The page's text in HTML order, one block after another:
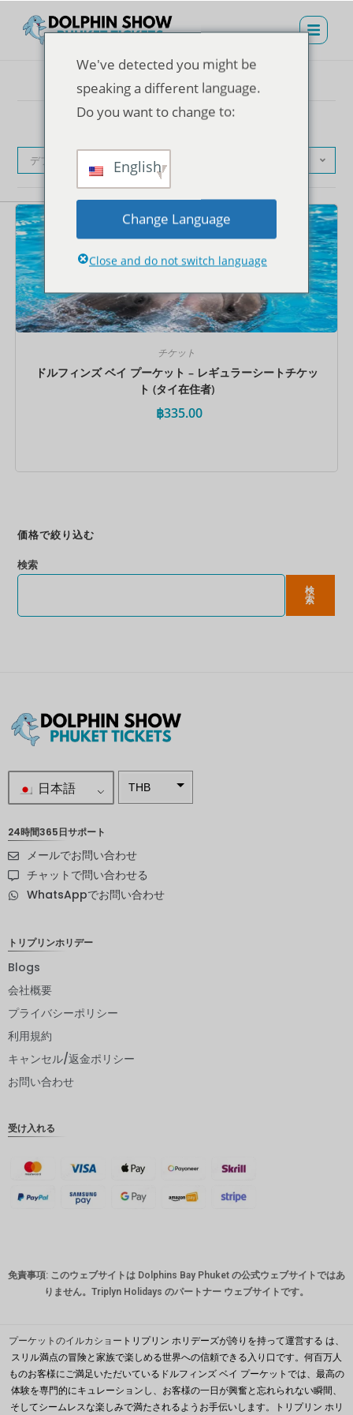
デフォルト表示
チケット
ドルフィンズ ベイ プーケット – レギュラーシートチケッ
ト (タイ在住者)
฿335.00
価格で絞り込む
検索
検
索
日本語 THB
スウェー
デンクロ
ーナ
ピー
ククロー
オースト
ラリアド
韓国ウォ
ン
人民元
台湾
24時間365日サポート
メールでお問い合わせ
チャットで問い合わせる
WhatsAppでお問い合わせ
トリプリンホリデー
Blogs
会社概要
プライバシーポリシー
利用規約
キャンセル/返金ポリシー
お問い合わせ
受け入れる
免責事項: このウェブサイトは Dolphins Bay Phuket の公式ウェブサイトではあ
りません。Triplyn Holidays のパートナー ウェブサイトです。
プーケットのイルカショー トリプリン ホリデーズが誇りを持って運営する は、
スリル満点の冒険と家族で楽しめる世界への信頼できる入り口です。何百万人
ものお客様にご満足いただいているドルフィンズ ベイ プーケットでは、最高の
体験を専門的にキュレーションし、お客様の一日が興奮と忘れられない瞬間、
そしてシームレスな楽しみで満たされるようお手伝いします。トリプリン ホリ
We've detected you might be
speaking a different language.
Do you want to change to:
English
Change Language
Close and do not switch language